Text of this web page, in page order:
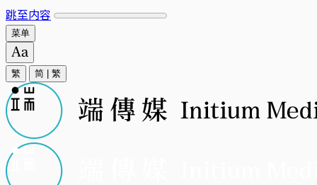
跳至内容
菜单
繁 简 繁